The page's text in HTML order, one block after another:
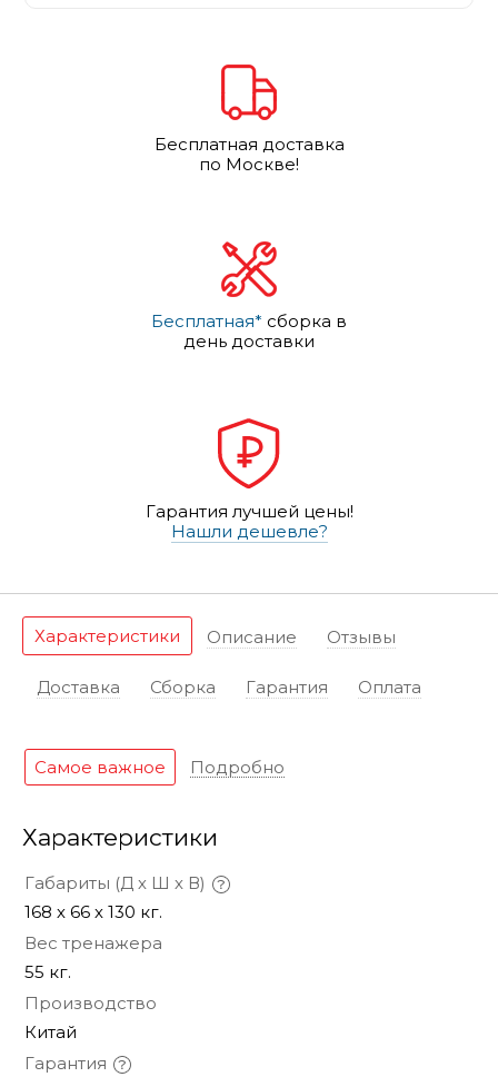
Бесплатная доставка
по Москве!
Бесплатная* сборка в
день доставки
Гарантия лучшей цены!
Нашли дешевле?
Характеристики Описание Отзывы
Доставка Сборка Гарантия Оплата
Самое важное Подробно
Характеристики
Габариты (Д х Ш х В)
168 х 66 х 130 кг.
Вес тренажера
55 кг.
Производство
Китай
Гарантия